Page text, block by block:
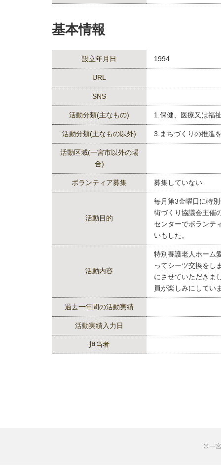
基本情報
設立年月日 1994
URL
SNS
活動分類(主なもの) 1.保健、医療又は福
活動分類(主なもの以外) 3.まちづくりの推進
活動区域(一宮市以外の場
合)
ボランティア募集 募集していない
活動目的
毎月第3金曜日に特
街づくり協議会主催
センターでボランテ
いもした。
活動内容
特別養護老人ホーム
ってシーツ交換をし
にさせていただきま
員が楽しみにしてい
過去一年間の活動実績
活動実績入力日
担当者
© 一